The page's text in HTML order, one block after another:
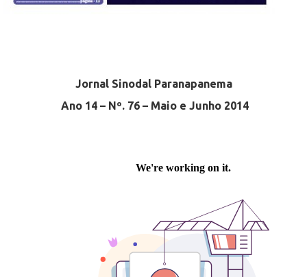
Jornal Sinodal Paranapanema
Ano 14 – Nº. 76 – Maio e Junho 2014